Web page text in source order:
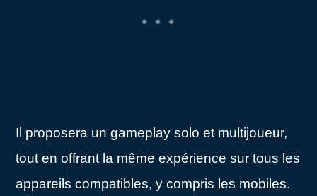
Il proposera un gameplay solo et multijoueur,
tout en offrant la même expérience sur tous les
appareils compatibles, y compris les mobiles.